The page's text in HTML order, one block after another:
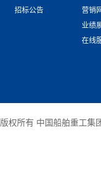
招标公告
营销
业绩
在线
版权所有 中国船舶重工集